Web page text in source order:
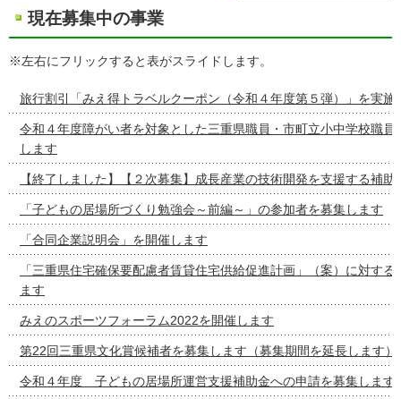
現在募集中の事業
※左右にフリックすると表がスライドします。
旅行割引「みえ得トラベルクーポン（令和４年度第５弾）」を実施
令和４年度障がい者を対象とした三重県職員・市町立小中学校職員
します
【終了しました】【２次募集】成長産業の技術開発を支援する補
「子どもの居場所づくり勉強会～前編～」の参加者を募集します
「合同企業説明会」を開催します
「三重県住宅確保要配慮者賃貸住宅供給促進計画」（案）に対す
ます
みえのスポーツフォーラム2022を開催します
第22回三重県文化賞候補者を募集します（募集期間を延長します）
令和４年度 子どもの居場所運営支援補助金への申請を募集します